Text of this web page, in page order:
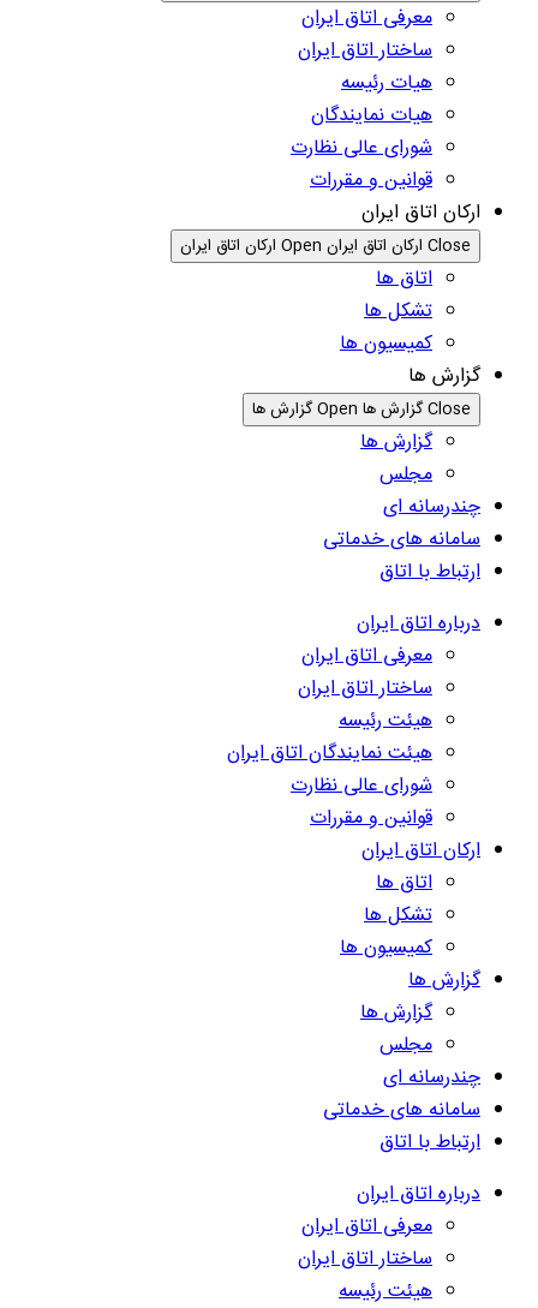
معرفی اتاق ایران
ساختار اتاق ایران
هیات رئیسه
هیات نمایندگان
شورای عالی نظارت
قوانین و مقررات
ارکان اتاق ایران
Close ارکان اتاق ایران Open ارکان اتاق ایران
اتاق ها
تشکل ها
کمیسیون ها
گزارش ها
Close گزارش ها Open گزارش ها
گزارش ها
مجلس
چندرسانه ای
سامانه های خدماتی
ارتباط با اتاق
درباره اتاق ایران
معرفی اتاق ایران
ساختار اتاق ایران
هیئت رئیسه
هیئت نمایندگان اتاق ایران
شورای عالی نظارت
قوانین و مقررات
ارکان اتاق ایران
اتاق ها
تشکل ها
کمیسیون ها
گزارش ها
گزارش ها
مجلس
چندرسانه ای
سامانه های خدماتی
ارتباط با اتاق
درباره اتاق ایران
معرفی اتاق ایران
ساختار اتاق ایران
هیئت رئیسه